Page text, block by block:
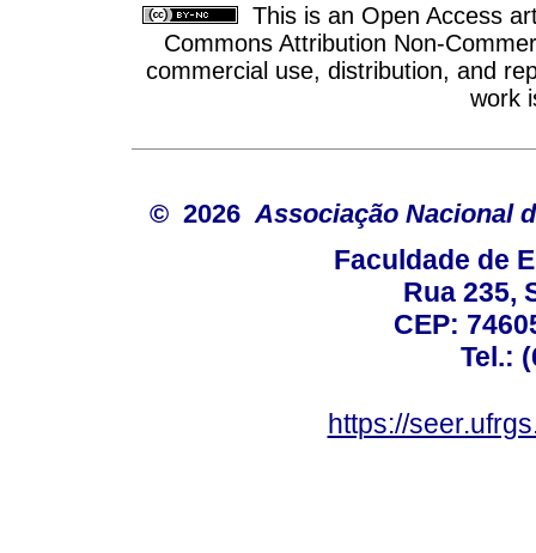
This is an Open Access
Commons Attribution Non-
commercial use, distribution, and
work
© 2026Associação Nacional
Faculdade de
Rua 235,
CEP:
Tel.:
https://